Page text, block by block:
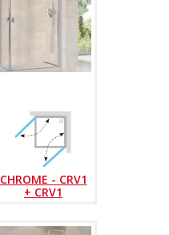
CHROME - CRV1
+ CRV1